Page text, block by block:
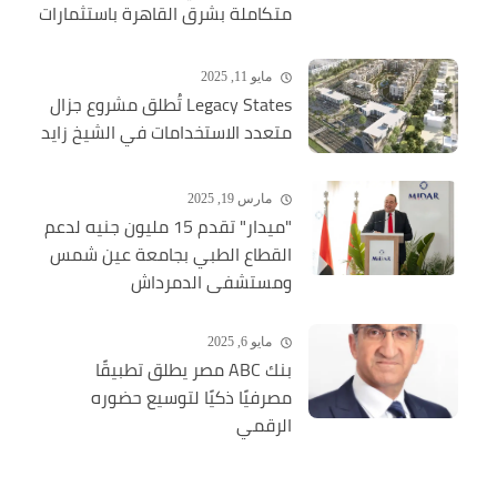
متكاملة بشرق القاهرة باستثمارات
مايو 11, 2025
Legacy States تُطلق مشروع جزال
متعدد الاستخدامات في الشيخ زايد
مارس 19, 2025
"ميدار" تقدم 15 مليون جنيه لدعم
القطاع الطبي بجامعة عين شمس
ومستشفى الدمرداش
مايو 6, 2025
بنك ABC مصر يطلق تطبيقًا
مصرفيًا ذكيًا لتوسيع حضوره
الرقمي